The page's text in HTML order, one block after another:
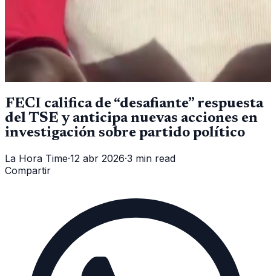
FECI califica de “desafiante” respuesta
del TSE y anticipa nuevas acciones en
investigación sobre partido político
La Hora Time·12 abr 2026·3 min read
Compartir